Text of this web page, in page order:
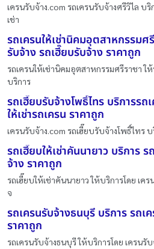
เครนรับจ้าง.com รถเครนรับจ้างศรีวิไล บ
เช่า
รถเครนให้เช่านิคมอุตสาหกรรมศ
รับจ้าง รถเฮี๊ยบรับจ้าง ราคาถูก
รถเครนให้เช่านิคมอุตสาหกรรมศรีราชา ใ
บริการ
รถเฮี๊ยบรับจ้างโพธิ์ไทร บริการรถ
ให้เช่ารถเครน ราคาถูก
เครนรับจ้าง.com รถเฮี๊ยบรับจ้างโพธิ์ไทร
รถเฮี๊ยบให้เช่าคันนายาว บริการ
จ้าง ราคาถูก
รถเฮี๊ยบให้เช่าคันนายาว ให้บริการโดย เค
จ
รถเครนรับจ้างธนบุรี บริการ รถเ
ราคาถูก
รถเครนรับจ้างธนบุรี ให้บริการโดย เครนรั